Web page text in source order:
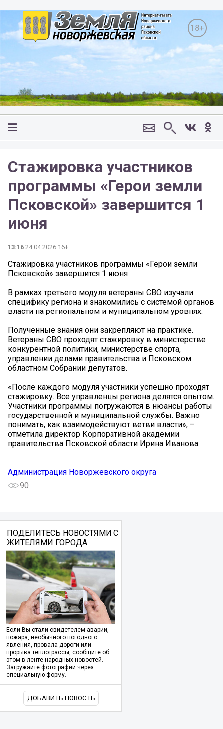
18+
Стажировка участников
программы «Герои земли
Псковской» завершится 1
июня
13:16 24.04.2026 16+
Стажировка участников программы «Герои земли
Псковской» завершится 1 июня
В рамках третьего модуля ветераны СВО изучали
специфику региона и знакомились с системой органов
власти на региональном и муниципальном уровнях.
Полученные знания они закрепляют на практике.
Ветераны СВО проходят стажировку в министерстве
конкурентной политики, министерстве спорта,
управлении делами правительства и Псковском
областном Собрании депутатов.
«После каждого модуля участники успешно проходят
стажировку. Все управленцы региона делятся опытом.
Участники программы погружаются в нюансы работы
государственной и муниципальной службы. Важно
понимать, как взаимодействуют ветви власти», –
отметила директор Корпоративной академии
правительства Псковской области Ирина Иванова.
Администрация Новоржевского округа
90
ПОДЕЛИТЕСЬ НОВОСТЯМИ С
ЖИТЕЛЯМИ ГОРОДА
Если Вы стали свидетелем аварии,
пожара, необычного погодного
явления, провала дороги или
прорыва теплотрассы, сообщите об
этом в ленте народных новостей.
Загружайте фотографии через
специальную форму.
ДОБАВИТЬ НОВОСТЬ